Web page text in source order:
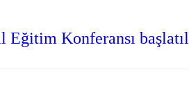
Konferansı